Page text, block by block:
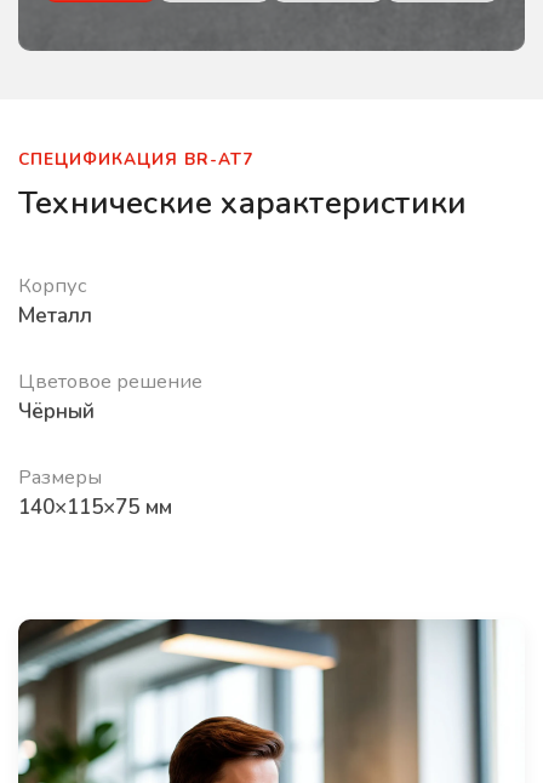
СПЕЦИФИКАЦИЯ BR-AT7
Технические характеристики
Корпус
Металл
Цветовое решение
Чёрный
Размеры
140×115×75 мм